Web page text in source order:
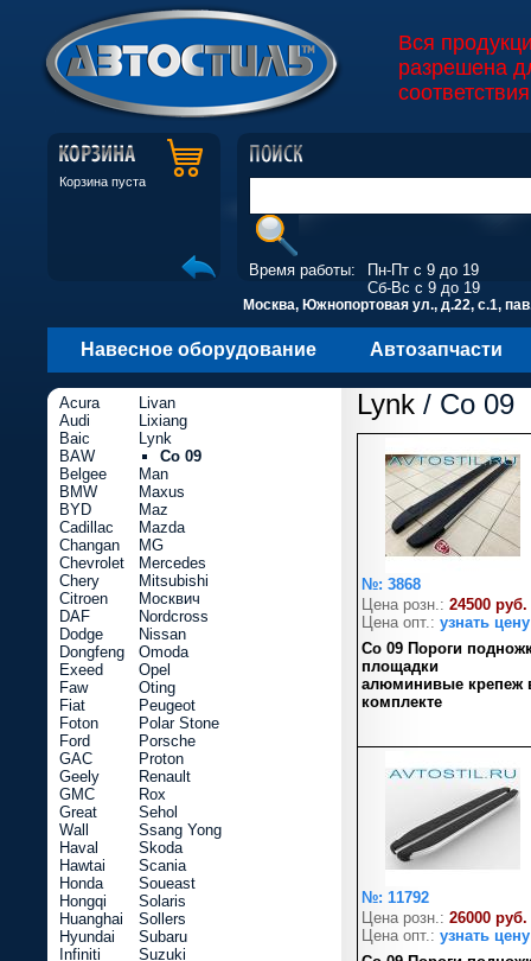
Вся
разрешена
Корзина пуста
Время работы:
Пн-Пт с 9 до 19
Сб-Вс с 9 до 19
Москва, Южнопортовая ул., д.22, с.1,
Навесное оборудование Автозапчасти
Lynk / Co 09
№: 3868
Цена розн.: 24500 руб.
Цена опт.: узнать цену
Co 09 Пороги
площадки
алюминивые крепеж
комплекте
№: 11792
Цена розн.: 26000 руб.
Цена опт.: узнать цену
Acura
Audi
Baic
BAW
Belgee
BMW
BYD
Cadillac
Changan
Chevrolet
Chery
Citroen
DAF
Dodge
Dongfeng
Exeed
Faw
Fiat
Foton
Ford
GAC
Geely
GMC
Great
Wall
Haval
Hawtai
Honda
Hongqi
Huanghai
Hyundai
Infiniti
Livan
Lixiang
Lynk
Co 09
Man
Maxus
Maz
Mazda
MG
Mercedes
Mitsubishi
Москвич
Nordcross
Nissan
Omoda
Opel
Oting
Peugeot
Polar Stone
Porsche
Proton
Renault
Rox
Sehol
Ssang Yong
Skoda
Scania
Soueast
Solaris
Sollers
Subaru
Suzuki